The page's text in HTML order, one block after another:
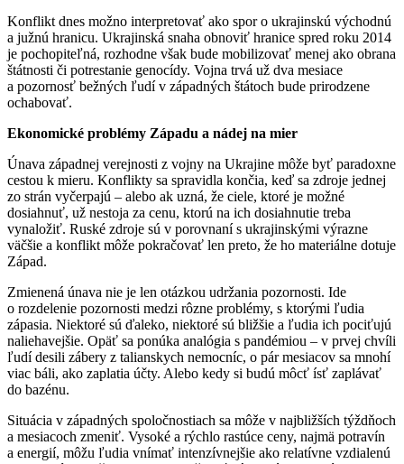
Konflikt dnes možno interpretovať ako spor o ukrajinskú východnú
a južnú hranicu. Ukrajinská snaha obnoviť hranice spred roku 2014
je pochopiteľná, rozhodne však bude mobilizovať menej ako obrana
štátnosti či potrestanie genocídy. Vojna trvá už dva mesiace
a pozornosť bežných ľudí v západných štátoch bude prirodzene
ochabovať.
Ekonomické problémy Západu a nádej na mier
Únava západnej verejnosti z vojny na Ukrajine môže byť paradoxne
cestou k mieru. Konflikty sa spravidla končia, keď sa zdroje jednej
zo strán vyčerpajú – alebo ak uzná, že ciele, ktoré je možné
dosiahnuť, už nestoja za cenu, ktorú na ich dosiahnutie treba
vynaložiť. Ruské zdroje sú v porovnaní s ukrajinskými výrazne
väčšie a konflikt môže pokračovať len preto, že ho materiálne dotuje
Západ.
Zmienená únava nie je len otázkou udržania pozornosti. Ide
o rozdelenie pozornosti medzi rôzne problémy, s ktorými ľudia
zápasia. Niektoré sú ďaleko, niektoré sú bližšie a ľudia ich pociťujú
naliehavejšie. Opäť sa ponúka analógia s pandémiou – v prvej chvíli
ľudí desili zábery z talianskych nemocníc, o pár mesiacov sa mnohí
viac báli, ako zaplatia účty. Alebo kedy si budú môcť ísť zaplávať
do bazénu.
Situácia v západných spoločnostiach sa môže v najbližších týždňoch
a mesiacoch zmeniť. Vysoké a rýchlo rastúce ceny, najmä potravín
a energií, môžu ľudia vnímať intenzívnejšie ako relatívne vzdialenú